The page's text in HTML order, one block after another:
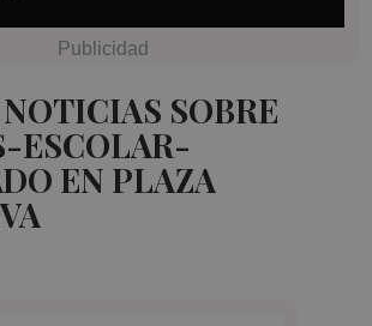
SOBRE
ESCOLAR-
EN PLAZA